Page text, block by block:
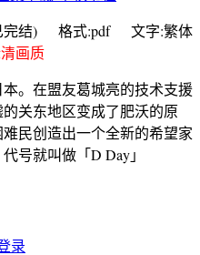
完结) 格式:pdf 文字:繁体
画质
。在盟友葛城亮的技术支援
关东地区变成了肥沃的原
民创造出一个全新的希望家
号就叫做「D Day」
录